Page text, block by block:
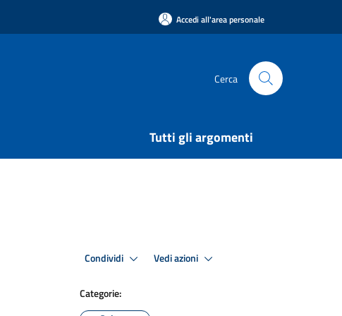
Accedi all'area personale
Cerca
Tutti gli argomenti
Condividi Vedi azioni
Categorie: